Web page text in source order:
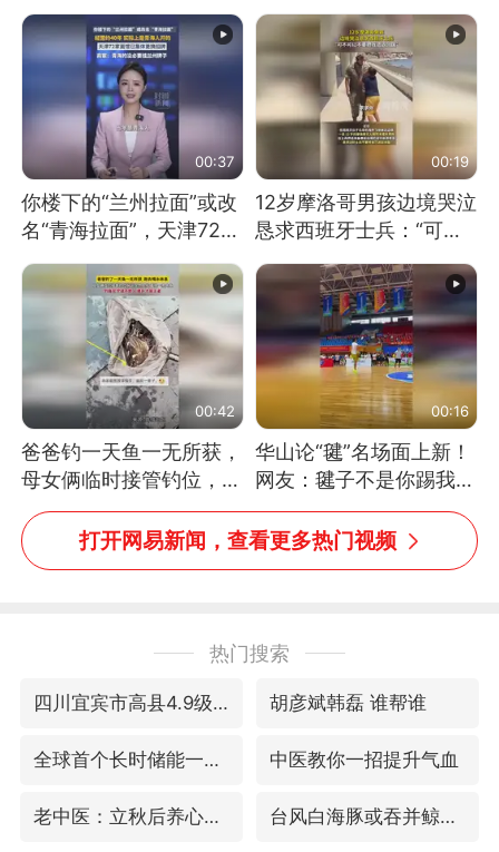
计 但每处都有瑕疵 网
友：一开始我没笑 但看
到洗手盆我没绷住
吗？”“或将成为首位考级
不带古筝的选手。”（来
源：新华每日电讯）
00:37
你楼下的“兰州拉面”或改
名“青海拉面”，天津72家
00:19
12岁摩洛哥男孩边境哭泣
恳求西班牙士兵：“可不
00:42
爸爸钓一天鱼一无所获，
母女俩临时接管钓位，用
玩具鱼竿钓上大鱼
00:16
华山论“毽”名场面上新！
网友：毽子不是你踢我
捡，我踢你捡吗
打开网易新闻，查看更多热门视频
热门搜索
四川宜宾市高县4.9级地震致1人死亡 胡彦斌韩磊 谁帮谁
全球首个长时储能一体化产业园量产 中医教你一招提升气血
老中医：立秋后养心是关键 台风白海豚或吞并鲸鱼 登陆地点更新